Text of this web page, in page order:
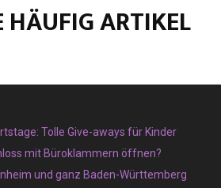
HÄUFIG ARTIKEL
Tolle Give-aways für Kinder
mit Büroklammern öffnen?
und ganz Baden-Württemberg